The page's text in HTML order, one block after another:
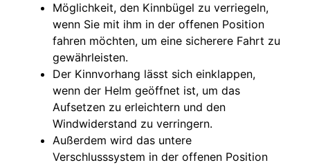
Möglichkeit, den Kinnbügel zu verriegeln,
wenn Sie mit ihm in der offenen Position
fahren möchten, um eine sicherere Fahrt zu
gewährleisten.
Der Kinnvorhang lässt sich einklappen,
wenn der Helm geöffnet ist, um das
Aufsetzen zu erleichtern und den
Windwiderstand zu verringern.
Außerdem wird das untere
Verschlusssystem in der offenen Position